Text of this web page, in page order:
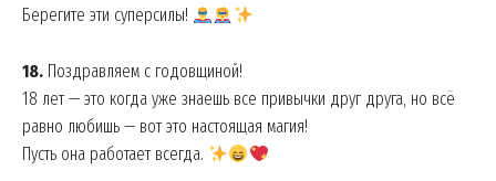
Берегите эти суперсилы!
18. Поздравляем с годовщиной!
18 лет — это когда уже знаешь все привычки друг друга, но всё
равно любишь — вот это настоящая магия!
Пусть она работает всегда.